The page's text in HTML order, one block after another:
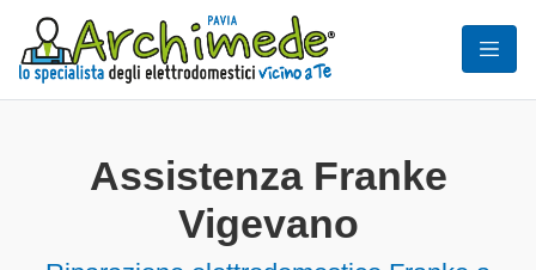
Assistenza Franke
Vigevano